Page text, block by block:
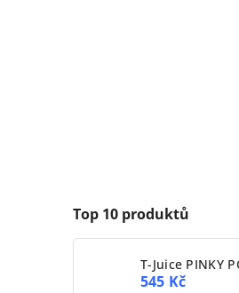
Top 10 produktů
T-Juice PINKY
545 Kč